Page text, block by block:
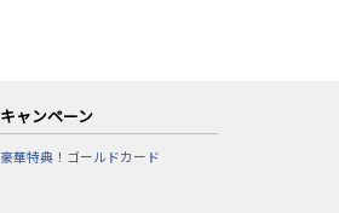
キャンペーン
豪華特典！ゴールドカード